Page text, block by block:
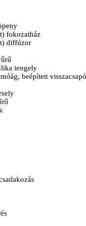
fokozatház
diffúzor
tengely
beépített